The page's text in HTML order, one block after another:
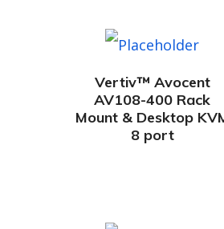
Vertiv™ Avocent
AV108-400 Rack
Mount & Desktop
8 port